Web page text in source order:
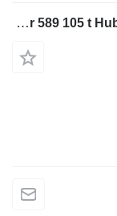
Caterpillar 589 105 t Hubkraft 8x PIPELAYER MIETE / RENTAL